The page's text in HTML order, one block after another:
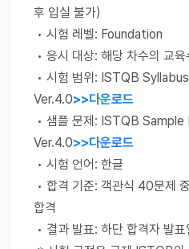
후 입실 불가)
• 시험 레벨: Foundation
• 응시 대상: 해당 차수의 교육
• 시험 범위: ISTQB
Ver.4.0>>다운로드
• 샘플 문제: ISTQB
Ver.4.0>>다운로드
• 시험 언어: 한글
• 합격 기준: 객관식 40문제
합격
• 결과 발표: 하단 합격자 발표